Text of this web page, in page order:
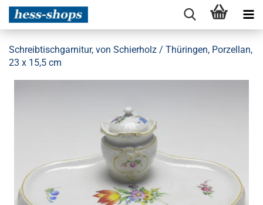
Schreibtischgarnitur, von Schierholz / Thüringen, Porzellan,
23 x 15,5 cm